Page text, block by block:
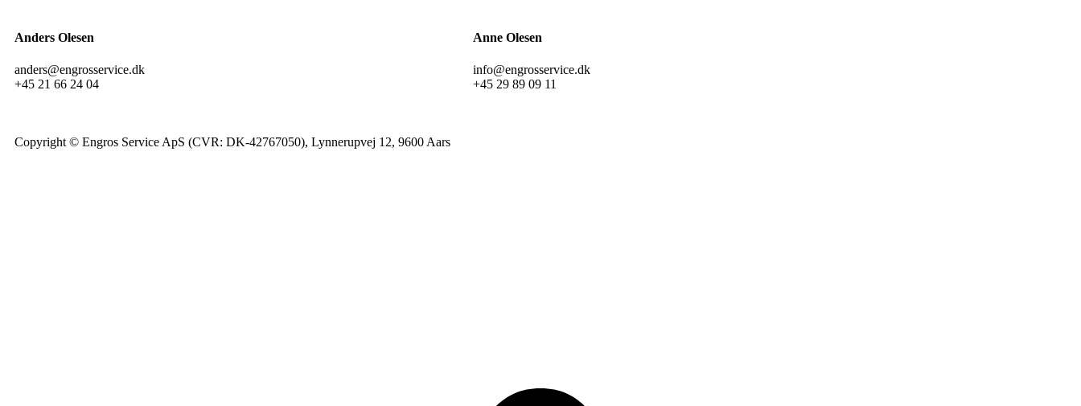
Anders Olesen
anders@engrosservice.dk
+45 21 66 24 04
Anne Olesen
info@engrosservice.dk
+45 29 89 09 11
Copyright © Engros Service ApS (CVR: DK-42767050), Lynnerupvej 12, 9600 Aars